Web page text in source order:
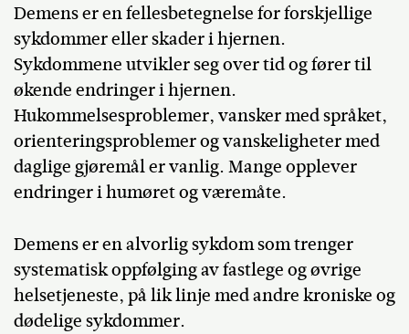
Demens er en fellesbetegnelse for forskjellige
sykdommer eller skader i hjernen.
Sykdommene utvikler seg over tid og fører til
økende endringer i hjernen.
Hukommelsesproblemer, vansker med språket,
orienteringsproblemer og vanskeligheter med
daglige gjøremål er vanlig. Mange opplever
endringer i humøret og væremåte.
Demens er en alvorlig sykdom som trenger
systematisk oppfølging av fastlege og øvrige
helsetjeneste, på lik linje med andre kroniske og
dødelige sykdommer.